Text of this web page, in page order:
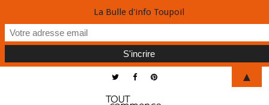
La Bulle d'info Toupoil
▲